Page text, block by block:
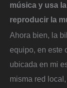
música y usa
reproducir la
Ahora bien, la
equipo, en este
ubicada en mi
misma red